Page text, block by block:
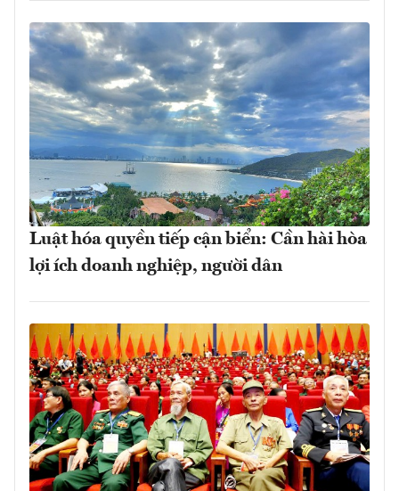
Luật hóa quyền tiếp cận biển: Cần hài hòa
lợi ích doanh nghiệp, người dân